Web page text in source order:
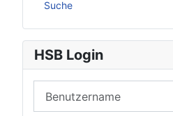
Suche
HSB Login